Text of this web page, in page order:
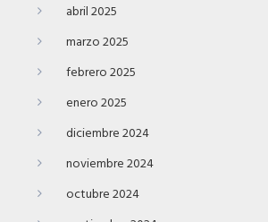
abril 2025
marzo 2025
febrero 2025
enero 2025
diciembre 2024
noviembre 2024
octubre 2024